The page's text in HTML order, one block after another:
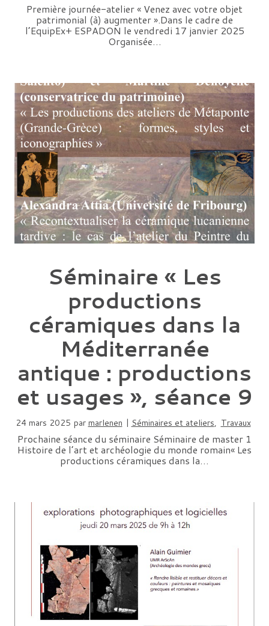
Première journée-atelier « Venez avec votre objet
patrimonial (à) augmenter ».Dans le cadre de
l’EquipEx+ ESPADON le vendredi 17 janvier 2025
Organisée…
Séminaire « Les
productions
céramiques dans la
Méditerranée
antique : productions
et usages », séance 9
24 mars 2025 par marlenen | Séminaires et ateliers, Travaux
Prochaine séance du séminaire Séminaire de master 1
Histoire de l’art et archéologie du monde romain« Les
productions céramiques dans la…